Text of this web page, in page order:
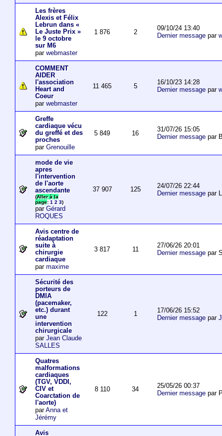
Les frères
Alexis et Félix
Lebrun dans «
Le Juste Prix »
le 9 octobre
sur M6
par webmaster
1 876 2
09/10/24 13:40
Dernier messagepar
COMMENT
AIDER
l'association
Heart and
Coeur
par webmaster
11 465 5
16/10/23 14:28
Dernier messagepar
Greffe
cardiaque vécu
du greffé et des
proches
par Grenouille
5 849 16
31/07/26 15:05
Dernier messagepar
mode de vie
apres
l'intervention
de l'aorte
ascendante
(Aller à la
page: 1 2 3)
par Gérard
ROQUES
37 907 125
24/07/26 22:44
Dernier messagepar
Avis centre de
réadaptation
suite à
chirurgie
cardiaque
par maxime
3 817 11
27/06/26 20:01
Dernier messagepar
Sécurité des
porteurs de
DMIA
(pacemaker,
etc.) durant
une
intervention
chirurgicale
par Jean Claude
SALLES
122 1
17/06/26 15:52
Dernier messagepar
Quatres
malformations
cardiaques
(TGV, VDDI,
CIV et
Coarctation de
l'aorte)
parAnna et
Jérémy
8 110 34
25/05/26 00:37
Dernier messagepar
Avis